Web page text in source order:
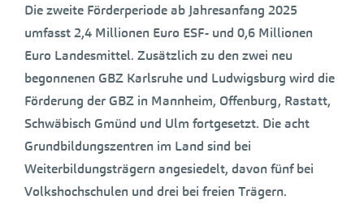
Die zweite Förderperiode ab Jahresanfang 2025
umfasst 2,4 Millionen Euro ESF- und 0,6 Millionen
Euro Landesmittel. Zusätzlich zu den zwei neu
begonnenen GBZ Karlsruhe und Ludwigsburg wird die
Förderung der GBZ in Mannheim, Offenburg, Rastatt,
Schwäbisch Gmünd und Ulm fortgesetzt. Die acht
Grundbildungszentren im Land sind bei
Weiterbildungsträgern angesiedelt, davon fünf bei
Volkshochschulen und drei bei freien Trägern.